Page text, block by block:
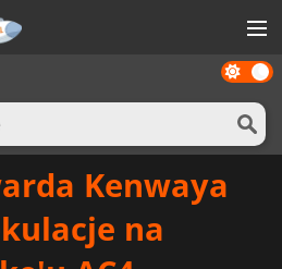
Dark
mode
Kenwaya
na